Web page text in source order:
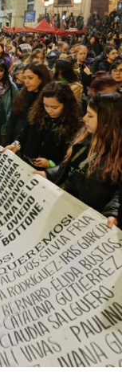
de 2024,
Se trata, dice el
excepcional y
observada en
se
de
de
en
contra la
Aires e
crímenes en
de odio
el